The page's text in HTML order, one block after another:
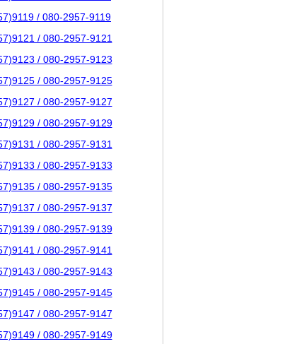
/ 080-2957-9119
/ 080-2957-9121
/ 080-2957-9123
/ 080-2957-9125
/ 080-2957-9127
/ 080-2957-9129
/ 080-2957-9131
/ 080-2957-9133
/ 080-2957-9135
/ 080-2957-9137
/ 080-2957-9139
/ 080-2957-9141
/ 080-2957-9143
/ 080-2957-9145
/ 080-2957-9147
/ 080-2957-9149